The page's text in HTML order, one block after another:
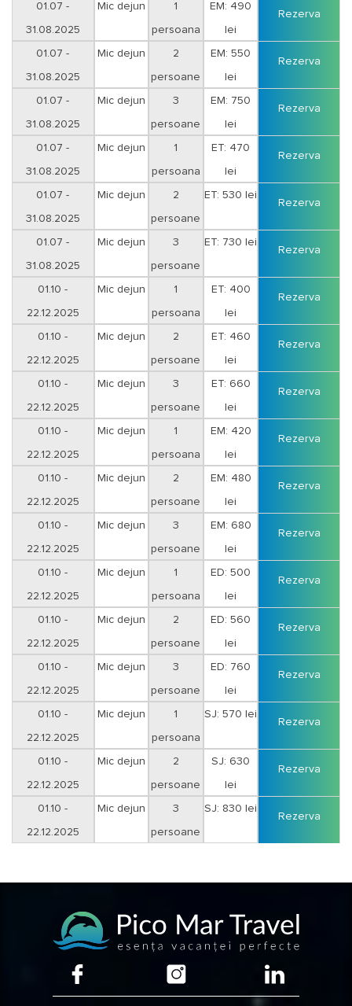
01.07 -
31.08.2025
Mic dejun 1
persoana
EM: 490
lei
Rezerva
01.07 -
31.08.2025
Mic dejun 2
persoane
EM: 550
lei
Rezerva
01.07 -
31.08.2025
Mic dejun 3
persoane
EM: 750
lei
Rezerva
01.07 -
31.08.2025
Mic dejun 1
persoana
ET: 470
lei
Rezerva
01.07 -
31.08.2025
Mic dejun 2
persoane
ET: 530 lei
Rezerva
01.07 -
31.08.2025
Mic dejun 3
persoane
ET: 730 lei
Rezerva
01.10 -
22.12.2025
Mic dejun 1
persoana
ET: 400
lei
Rezerva
01.10 -
22.12.2025
Mic dejun 2
persoane
ET: 460
lei
Rezerva
01.10 -
22.12.2025
Mic dejun 3
persoane
ET: 660
lei
Rezerva
01.10 -
22.12.2025
Mic dejun 1
persoana
EM: 420
lei
Rezerva
01.10 -
22.12.2025
Mic dejun 2
persoane
EM: 480
lei
Rezerva
01.10 -
22.12.2025
Mic dejun 3
persoane
EM: 680
lei
Rezerva
01.10 -
22.12.2025
Mic dejun 1
persoana
ED: 500
lei
Rezerva
01.10 -
22.12.2025
Mic dejun 2
persoane
ED: 560
lei
Rezerva
01.10 -
22.12.2025
Mic dejun 3
persoane
ED: 760
lei
Rezerva
01.10 -
22.12.2025
Mic dejun 1
persoana
SJ: 570 lei
Rezerva
01.10 -
22.12.2025
Mic dejun 2
persoane
SJ: 630
lei
Rezerva
01.10 -
22.12.2025
Mic dejun 3
persoane
SJ: 830 lei
Rezerva